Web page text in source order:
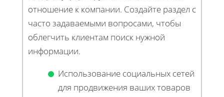
отношение к компании. Создайте раздел с
часто задаваемыми вопросами, чтобы
облегчить клиентам поиск нужной
информации.
Использование социальных сетей
для продвижения ваших товаров